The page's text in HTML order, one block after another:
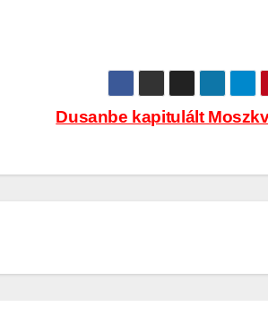
Dusanbe kapitulált